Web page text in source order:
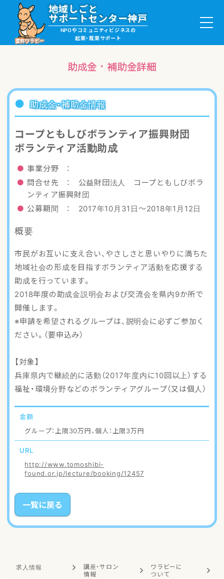
愛称ワラビー
地域しごと
サポートセンター神戸
NPOやコミュニティビジネスの
起業・就業サポート
就職・ボランティア情報
講座・サロン情報
助成金・補助金情報
ワラビーについて
ご登録・お問い合わせ
助成金・補助金詳細
助成金・補助金情報
コープともしびボランティア振興財団
ボランティア活動助成
事業分野 ：
問合せ先 ： 公益財団法人 コープともしびボラ
ンティア振興財団
公募期間 ： 2017年10月31日〜2018年1月12日
概要
市民がお互いに支え合い、やさしさと思いやりに満ちた
地域社会の形成を目指すボランティア活動を応援する
助成を行っています。
2018年度の助成金説明会および交流会を県内9か所で
開催します。
※申請を希望されるグループは、説明会に必ずご参加く
ださい。（要申込み）
【対象】
兵庫県内で継続的に活動（2017年度内に10回以上）する
福祉・環境分野などのボランティアグループ（又は個人）
金額
グループ：上限30万円、個人：上限3万円
URL
http://www.tomoshibi-
found.or.jp/lecture/booking/12457
一覧に戻る
求人情報
講座・サロン
情報
ワラビーに
ついて